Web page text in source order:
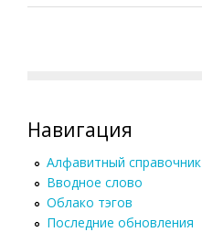
Навигация
Алфавитный справочник
Вводное слово
Облако тэгов
Последние обновления